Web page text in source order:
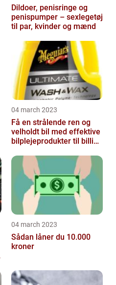
Dildoer, penisringe og
penispumper – sexlegetøj
til par, kvinder og mænd
04 march 2023
Få en strålende ren og
velholdt bil med effektive
bilplejeprodukter til billige
04 march 2023
Sådan låner du 10.000
kroner